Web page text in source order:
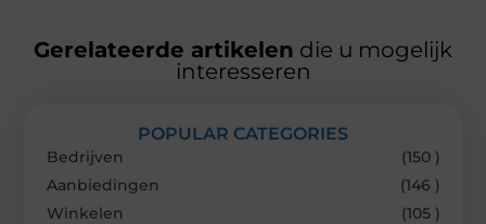
Gerelateerde artikelen die u mogelijk
interesseren
POPULAR CATEGORIES
Bedrijven
(150 )
Aanbiedingen
(146 )
Winkelen
(105 )